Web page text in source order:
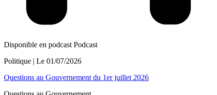
Disponible en podcast Podcast
Politique | Le 01/07/2026
Questions au Gouvernement du 1er juillet 2026